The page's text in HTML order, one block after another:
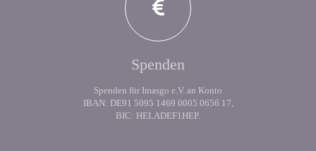
Spenden
Spenden für Imasgo e.V. an Konto
IBAN: DE91 5095 1469 0005 0656 17,
BIC: HELADEF1HEP.